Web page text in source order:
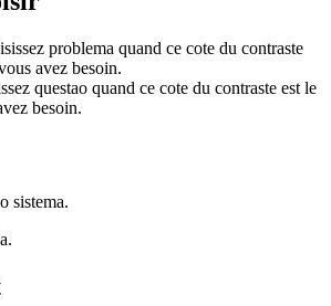
problema quand ce cote du contraste
avez besoin.
questao quand ce cote du contraste est le
besoin.
sistema.